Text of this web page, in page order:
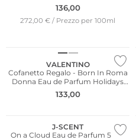
136,00
272,00 € / Prezzo per 100ml
VALENTINO
Cofanetto Regalo - Born In Roma
Donna Eau de Parfum Holidays
Set 50ml / 10ml
133,00
J-SCENT
On a Cloud Eau de Parfum 50ml